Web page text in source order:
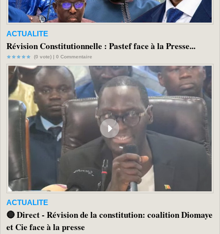
ACTUALITE
Révision Constitutionnelle : Pastef face à la Presse...
(0 vote) | 0 Commentaire
ACTUALITE
🔴 Direct - Révision de la constitution: coalition Diomaye
et Cie face à la presse